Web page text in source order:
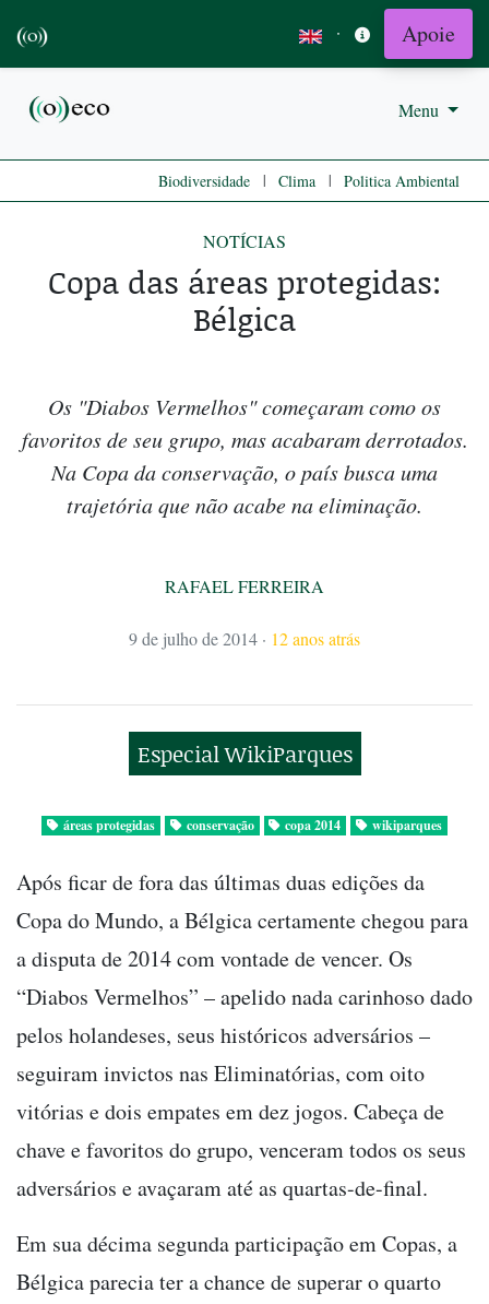
· Apoie
Menu
Biodiversidade | Clima | Politica Ambiental
NOTÍCIAS
Copa das áreas protegidas:
Bélgica
Os "Diabos Vermelhos" começaram como os
favoritos de seu grupo, mas acabaram derrotados.
Na Copa da conservação, o país busca uma
trajetória que não acabe na eliminação.
RAFAEL FERREIRA
9 de julho de 2014 · 12 anos atrás
Especial WikiParques
áreas protegidas conservação copa 2014 wikiparques
Após ficar de fora das últimas duas edições da
Copa do Mundo, a Bélgica certamente chegou para
a disputa de 2014 com vontade de vencer. Os
“Diabos Vermelhos” – apelido nada carinhoso dado
pelos holandeses, seus históricos adversários –
seguiram invictos nas Eliminatórias, com oito
vitórias e dois empates em dez jogos. Cabeça de
chave e favoritos do grupo, venceram todos os seus
adversários e avaçaram até as quartas-de-final.
Em sua décima segunda participação em Copas, a
Bélgica parecia ter a chance de superar o quarto